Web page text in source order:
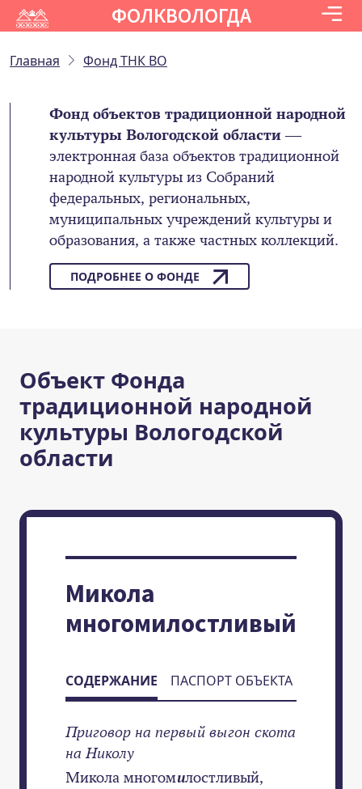
ФОЛКВОЛОГДА
Главная Фонд ТНК ВО
Фонд объектов традиционной народной
культуры Вологодской области—
электронная база объектов традиционной
народной культуры из Собраний
федеральных, региональных,
муниципальных учреждений культуры и
образования, а также частных коллекций.
ПОДРОБНЕЕ О ФОНДЕ
Объект Фонда
традиционной народной
культуры Вологодской
области
Микола
многомилостливый
СОДЕРЖАНИЕ ПАСПОРТ ОБЪЕКТА
Приговор на первый выгон скота
на Николу
Микола многомилостливый,